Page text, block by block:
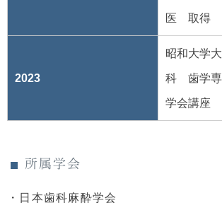
医 取得
2023
昭和大学
科 歯学
学会講座
所属学会
・日本歯科麻酔学会